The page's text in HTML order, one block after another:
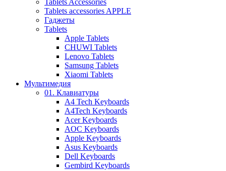
Tablets Accessories
Tablets accessories APPLE
Гаджеты
Tablets
Apple Tablets
CHUWI Tablets
Lenovo Tablets
Samsung Tablets
Xiaomi Tablets
Мультимедия
01. Клавиатуры
A4 Tech Keyboards
A4Tech Keyboards
Acer Keyboards
AOC Keyboards
Apple Keyboards
Asus Keyboards
Dell Keyboards
Gembird Keyboards